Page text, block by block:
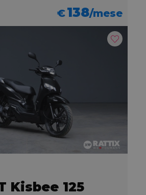
€138/mese
Kisbee 125